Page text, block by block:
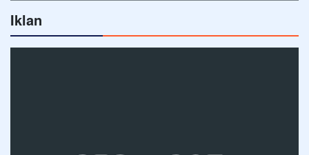
Iklan